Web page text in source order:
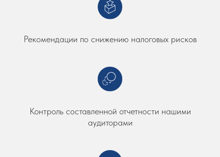
Рекомендации по снижению налоговых рисков
Контроль составленной отчетности нашими
аудиторами